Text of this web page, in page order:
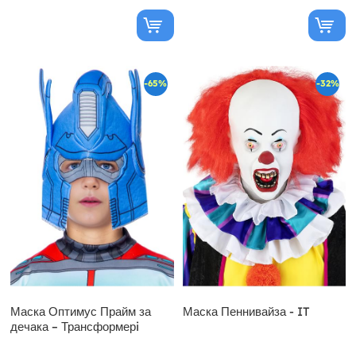
-65%
Маска Оптимус Прайм за
дечака – Трансформерi
-32%
Маска Пеннивайза - IT